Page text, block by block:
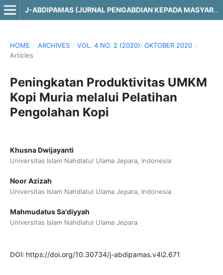
J-ABDIPAMAS (JURNAL PENGABDIAN KEPADA MASYARAKAT)
HOME / ARCHIVES / VOL. 4 NO. 2 (2020): OKTOBER 2020 /
Articles
Peningkatan Produktivitas UMKM
Kopi Muria melalui Pelatihan
Pengolahan Kopi
Khusna Dwijayanti
Universitas Islam Nahdlatul Ulama Jepara, Indonesia
Noor Azizah
Universitas Islam Nahdlatul Ulama Jepara, Indonesia
Mahmudatus Sa'diyyah
Universitas Islam Nahdlatul Ulama Jepara
DOI: https://doi.org/10.30734/j-abdipamas.v4i2.671